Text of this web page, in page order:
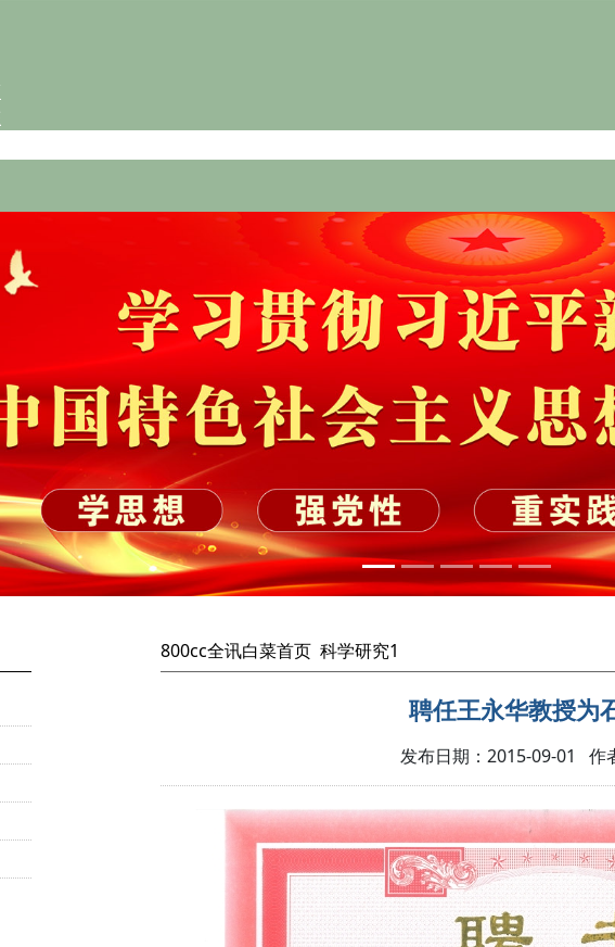
800cc全讯白菜首页 科学研究1
聘任王永华教授为
发布日期：2015-09-01 作